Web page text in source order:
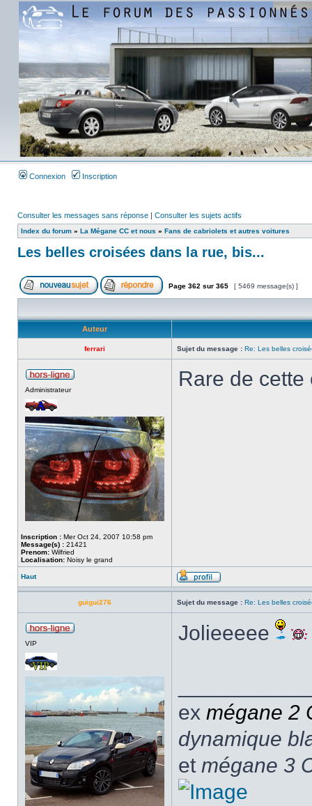
Connexion Inscription
Consulter les messages sans réponse | Consulter les sujets actifs
Index du forum » La Mégane CC et nous » Fans de cabriolets et autres voitures
Les belles croisées dans la rue, bis...
Page 362 sur 365 [ 5469 message(s) ]
Auteur
ferrari Sujet du message : Re: Les belles
Administrateur
Inscription : Mer Oct 24, 2007 10:58 pm
Message(s) : 21421
Prenom: Wilfried
Localisation: Noisy le grand
Rare de cette
Haut
guigui276 Sujet du message : Re: Les belles
VIP Jolieeeee
ex mégane 2
dynamique
et mégane 3